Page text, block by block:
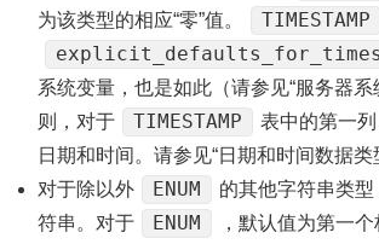
为该类型的相应“零”值。
TIMESTAMP
系统变量，也是如此（请参见“服务器系
则，对于
TIMESTAMP
表中的第一
日期和时间。请参见“日期和时间数据类
对于除以外
ENUM
的其他字符串类
符串。对于
ENUM ，默认值为第一个